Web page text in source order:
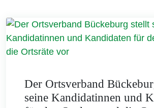
Der Ortsverband
seine Kandidatinnen und